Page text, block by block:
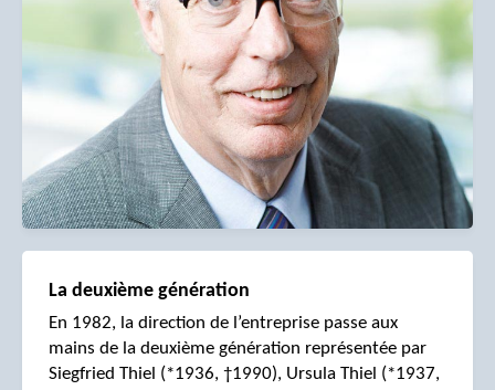
La deuxième génération
En 1982, la direction de l’entreprise passe aux
mains de la deuxième génération représentée par
Siegfried Thiel (*1936, †1990), Ursula Thiel (*1937,